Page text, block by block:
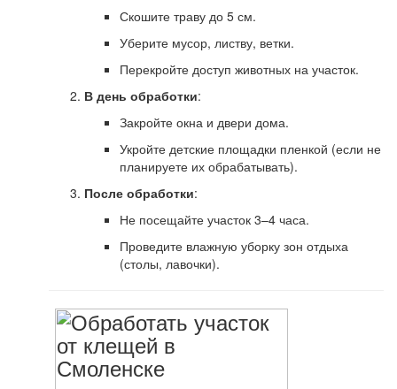
Скошите траву до 5 см.
Уберите мусор, листву, ветки.
Перекройте доступ животных на участок.
В день обработки:
Закройте окна и двери дома.
Укройте детские площадки пленкой (если не
планируете их обрабатывать).
После обработки:
Не посещайте участок 3–4 часа.
Проведите влажную уборку зон отдыха
(столы, лавочки).